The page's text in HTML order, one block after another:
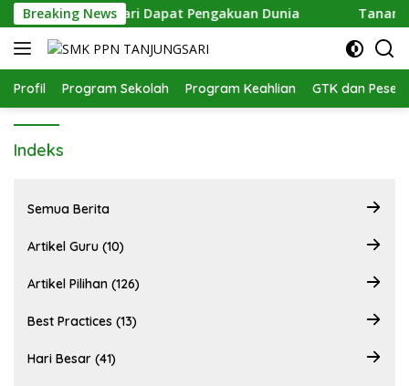
Langsung
ke
konten
Breaking News
PPN Tanjungsari Dapat Pengakuan Dunia
Profil Program Sekolah Program Keahlian GTK dan
Indeks
Semua Berita
Artikel Guru (10)
Artikel Pilihan (126)
Best Practices (13)
Hari Besar (41)